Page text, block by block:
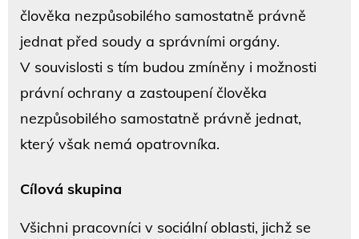
člověka nezpůsobilého samostatně právně
jednat před soudy a správními orgány.
V souvislosti s tím budou zmíněny i možnosti
právní ochrany a zastoupení člověka
nezpůsobilého samostatně právně jednat,
který však nemá opatrovníka.
Cílová skupina
Všichni pracovníci v sociální oblasti, jichž se